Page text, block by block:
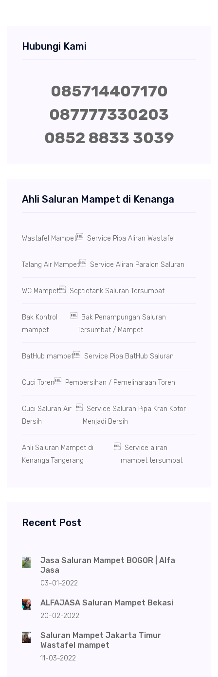
Hubungi Kami
085714407170
087777330203
0852 8833 3039
Ahli Saluran Mampet di Kenanga
Wastafel Mampet Service Pipa Aliran Wastafel
Talang Air Mampet Service Aliran Paralon Saluran
WC Mampet Septictank Saluran Tersumbat
Bak Kontrol
mampet
 Bak Penampungan Saluran
Tersumbat / Mampet
BatHub mampet Service Pipa BatHub Saluran
Cuci Toren Pembersihan / Pemeliharaan Toren
Cuci Saluran Air
Bersih
Service Saluran Pipa Kran Kotor
Menjadi Bersih
Ahli Saluran Mampet di
Kenanga Tangerang
 Service aliran
mampet tersumbat
Recent Post
Jasa Saluran Mampet BOGOR | Alfa
Jasa
03-01-2022
ALFAJASA Saluran Mampet Bekasi
20-02-2022
Saluran Mampet Jakarta Timur
Wastafel mampet
11-03-2022